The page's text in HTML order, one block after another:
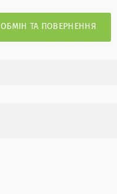
ОБМІН ТА ПОВЕРНЕННЯ